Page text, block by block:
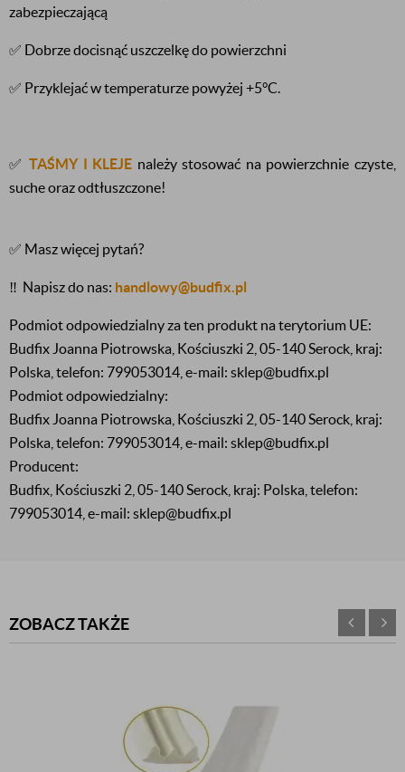
zabezpieczającą
✅ Dobrze docisnąć uszczelkę do powierzchni
✅ Przyklejać w temperaturze powyżej +5°C.
✅TAŚMY I KLEJE należy stosować na powierzchnie czyste,
suche oraz odtłuszczone!
✅ Masz więcej pytań?
‼️ Napisz do nas: handlowy@budfix.pl
Podmiot odpowiedzialny za ten produkt na terytorium UE:
Budfix Joanna Piotrowska, Kościuszki 2, 05-140 Serock, kraj:
Polska, telefon: 799053014, e-mail: sklep@budfix.pl
Podmiot odpowiedzialny:
Budfix Joanna Piotrowska, Kościuszki 2, 05-140 Serock, kraj:
Polska, telefon: 799053014, e-mail: sklep@budfix.pl
Producent:
Budfix, Kościuszki 2, 05-140 Serock, kraj: Polska, telefon:
799053014, e-mail: sklep@budfix.pl
ZOBACZ TAKŻE